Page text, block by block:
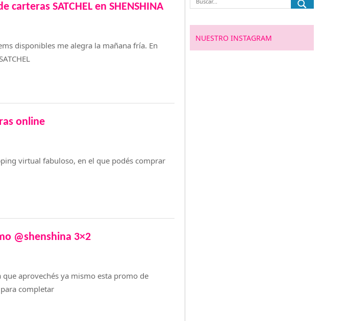
carteras SATCHEL en SHENSHINA
disponibles me alegra la mañana fría. En
online
virtual fabuloso, en el que podés comprar
@shenshina 3×2
aprovechés ya mismo esta promo de
completar
NUESTRO INSTAGRAM